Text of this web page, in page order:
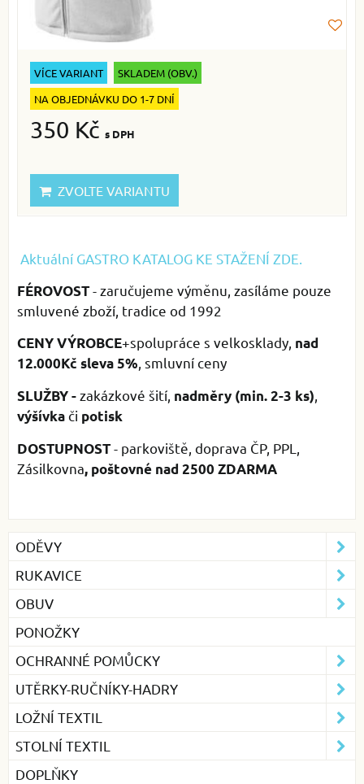
VÍCE VARIANT
SKLADEM (OBV.)
NA OBJEDNÁVKU DO 1-7 DNÍ
350 Kč s DPH
ZVOLTE VARIANTU
Aktuální GASTRO KATALOG KE STAŽENÍ ZDE.
FÉROVOST- zaručujeme výměnu, zasíláme pouze
smluvené zboží, tradice od 1992
CENYVÝROBCE+spolupráce s velkosklady, nad
12.000Kč sleva 5% , smluvní ceny
SLUŽBY -zakázkové šití, nadměry (min. 2-3 ks)
výšívkači potisk
DOSTUPNOST- parkoviště, doprava ČP, PPL,
Zásilkovna, poštovné nad 2500 ZDARMA
ODĚVY
RUKAVICE
OBUV
PONOŽKY
OCHRANNÉ POMŮCKY
UTĚRKY-RUČNÍKY-HADRY
LOŽNÍ TEXTIL
STOLNÍ TEXTIL
DOPLŇKY